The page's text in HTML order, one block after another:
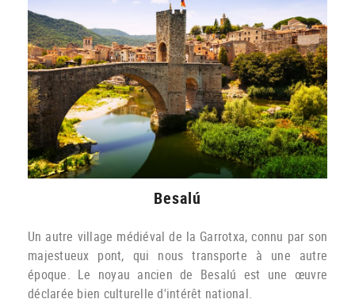
Besalú
Un autre village médiéval de la Garrotxa, connu par son
majestueux pont, qui nous transporte à une autre
époque. Le noyau ancien de Besalú est une œuvre
déclarée bien culturelle d'intérêt national.